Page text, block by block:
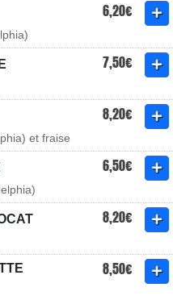
6,20€
7,50€
8,20€
et fraise
6,50€
8,20€
8,50€